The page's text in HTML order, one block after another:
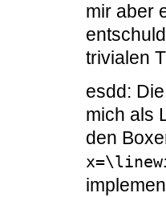
mir aber
trivialen
esdd:
mich als
den